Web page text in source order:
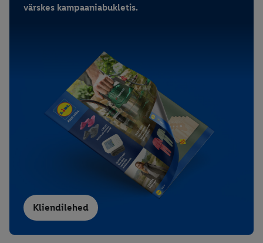
värskes kampaaniabukletis.
Kliendilehed